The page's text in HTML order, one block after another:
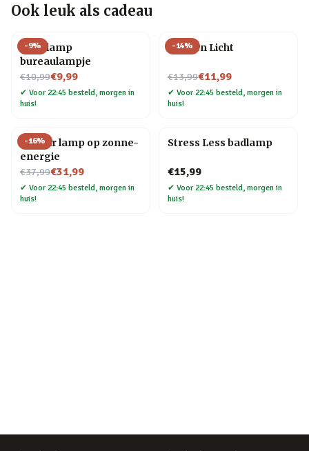
Ook leuk als cadeau
-9%
Gloeilamp
bureaulampje
€10,99
Nu voor€9,99
✔ Voor 22:45 besteld, morgen in
huis!
-14%
Flessen Licht
€13,99
Nu voor€11,99
✔ Voor 22:45 besteld, morgen in
huis!
-16%
Sun Jar lamp op zonne-
energie
€37,99
Nu voor€31,99
✔ Voor 22:45 besteld, morgen in
huis!
Stress Less badlamp
€15,99
✔ Voor 22:45 besteld, morgen in
huis!